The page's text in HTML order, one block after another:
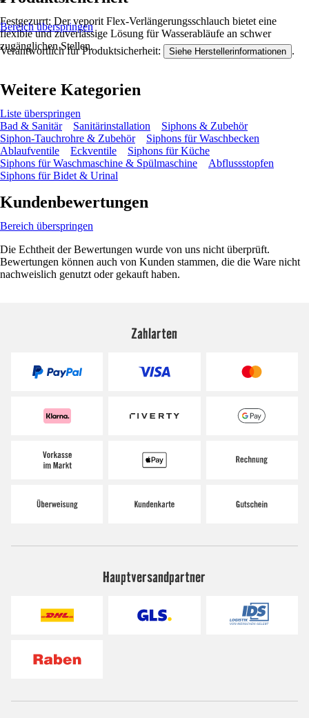
Festgezurrt: Der veporit Flex-Verlängerungsschlauch bietet eine
flexible und zuverlässige Lösung für Wasserabläufe an schwer
zugänglichen Stellen.
Bereich überspringen
Verantwortlich für Produktsicherheit: Siehe Herstellerinformationen .
Weitere Kategorien
Liste überspringen
Bad & Sanitär
Sanitärinstallation
Siphons & Zubehör
Siphon-Tauchrohre & Zubehör
Siphons für Waschbecken
Ablaufventile
Eckventile
Siphons für Küche
Siphons für Waschmaschine & Spülmaschine
Abflussstopfen
Siphons für Bidet & Urinal
Kundenbewertungen
Bereich überspringen
Die Echtheit der Bewertungen wurde von uns nicht überprüft.
Bewertungen können auch von Kunden stammen, die die Ware nicht
nachweislich genutzt oder gekauft haben.
Zahlarten
Hauptversandpartner